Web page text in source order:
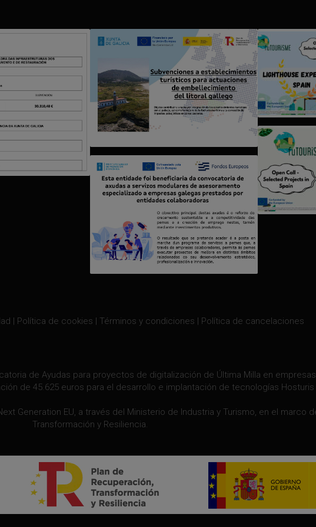
| Política de cookies | Términos y condiciones | Política de cancelaciones
de Ayudas para proyectos de digitalización de Última Milla en
de 45.625 euros para el desarrollo e implantación de tecnologías Hosturis
Generation EU, a través del Ministerio de Industria y Turismo, en el marco
Transformación y Resiliencia.